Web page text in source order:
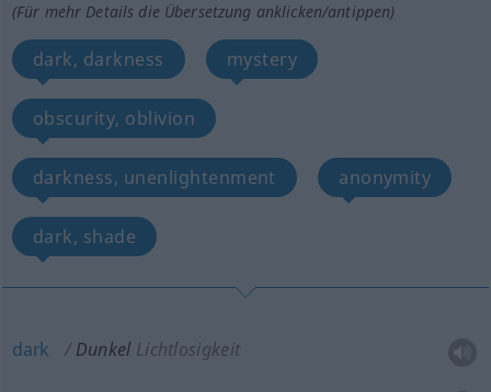
(Für mehr Details die Übersetzung anklicken/antippen)
dark, darkness mystery
obscurity, oblivion
darkness, unenlightenment anonymity
dark, shade
dark Dunkel Lichtlosigkeit